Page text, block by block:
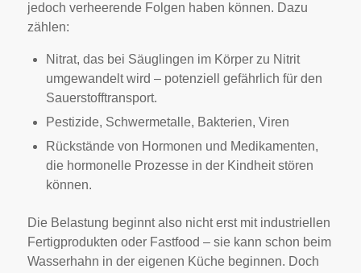
jedoch verheerende Folgen haben können. Dazu
zählen:
Nitrat, das bei Säuglingen im Körper zu Nitrit
umgewandelt wird – potenziell gefährlich für den
Sauerstofftransport.
Pestizide, Schwermetalle, Bakterien, Viren
Rückstände von Hormonen und Medikamenten,
die hormonelle Prozesse in der Kindheit stören
können.
Die Belastung beginnt also nicht erst mit industriellen
Fertigprodukten oder Fastfood – sie kann schon beim
Wasserhahn in der eigenen Küche beginnen. Doch